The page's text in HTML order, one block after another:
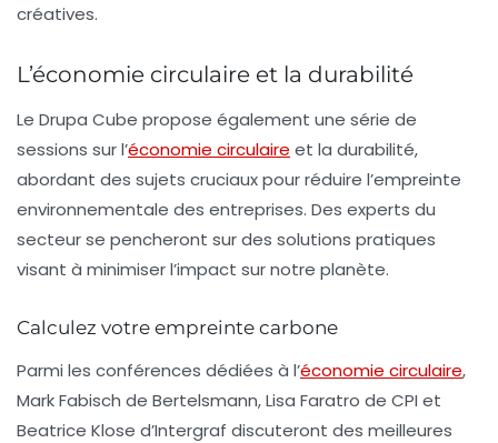
créatives.
L’économie circulaire et la durabilité
Le Drupa Cube propose également une série de
sessions sur l’économie circulaire et la durabilité,
abordant des sujets cruciaux pour réduire l’empreinte
environnementale des entreprises. Des experts du
secteur se pencheront sur des solutions pratiques
visant à minimiser l’impact sur notre planète.
Calculez votre empreinte carbone
Parmi les conférences dédiées à l’économie circulaire,
Mark Fabisch de Bertelsmann, Lisa Faratro de CPI et
Beatrice Klose d’Intergraf discuteront des meilleures